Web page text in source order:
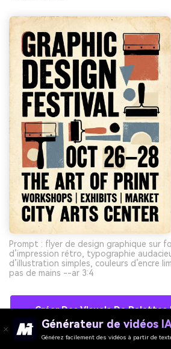
Prompt : flyer de design graphique sur
d’impression rétro, typographie
d’illustration simples, couleurs d’encre
pas de mains --ar 3:4
Créer Des Visuels De Palettes
L’IA Gratuitement
Générateur de vidéos
Générez facilement des vidéos à partir de